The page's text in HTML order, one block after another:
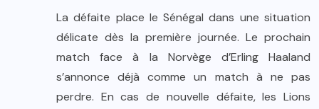
La défaite place le Sénégal dans une situation
délicate dès la première journée. Le prochain
match face à la Norvège d’Erling Haaland
s’annonce déjà comme un match à ne pas
perdre. En cas de nouvelle défaite, les Lions